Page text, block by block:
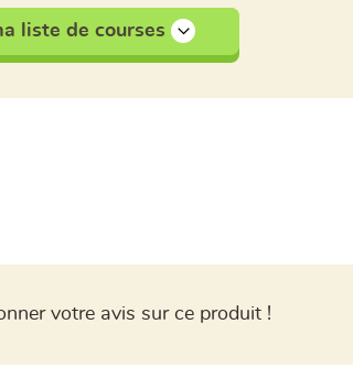
liste de courses
votre avis sur ce produit !